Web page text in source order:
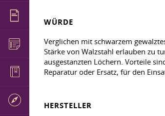
WÜRDE
Verglichen mit schwarzem
Stärke von Walzstahl erlauben zu
ausgestanzten Löchern. Vorteile
Reparatur oder Ersatz, für den
HERSTELLER